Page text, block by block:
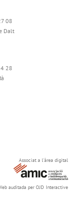
08
Dalt
28
Associat a l'àrea digital
auditada per OJD Interactive